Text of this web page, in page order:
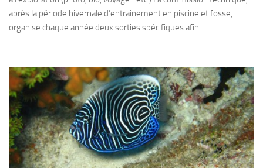
Jeune plongeur
Plongeur N1
Plongeur N3
Maintien des acquis
Guide de palanquée N4
Initiateur
Moniteur Fédéral
Organisation
après la période hivernale d’entrainement en piscine et fosse,
organise chaque année deux sorties spécifiques afin...